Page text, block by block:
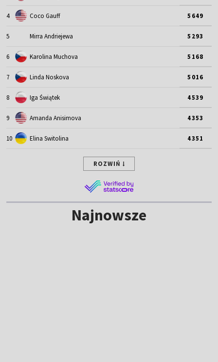
4 Coco Gauff 5649
5 Mirra Andriejewa 5293
6 Karolina Muchova 5168
7 Linda Noskova 5016
8 Iga Świątek 4539
9 Amanda Anisimova 4353
10 Elina Switolina 4351
ROZWIŃ
Najnowsze